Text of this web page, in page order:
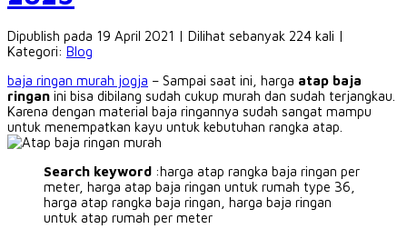
Dipublish pada 19 April 2021 | Dilihat sebanyak 224 kali |
Kategori: Blog
baja ringan murah jogja – Sampai saat ini, harga atap baja
ringan ini bisa dibilang sudah cukup murah dan sudah terjangkau.
Karena dengan material baja ringannya sudah sangat mampu
untuk menempatkan kayu untuk kebutuhan rangka atap.
Search keyword :harga atap rangka baja ringan per
meter, harga atap baja ringan untuk rumah type 36,
harga atap rangka baja ringan, harga baja ringan
untuk atap rumah per meter